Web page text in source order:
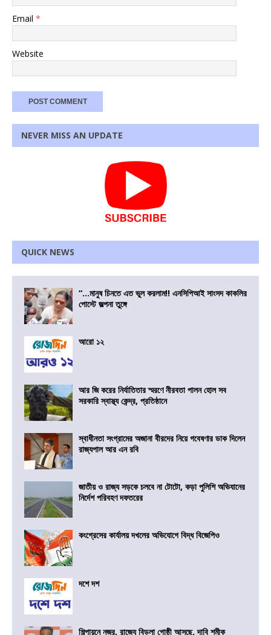
Email *
Website
NEVER MISS AN UPDATE
QUICK NEWS
“…মানুষ চিনতে এত ভুল করলাম!! এনসিপিআই সাংসদ কাকলির
পোস্টে জল্পনা তুঙ্গে
আরো ১২
আর জি করের নির্যাতিতার স্মরণে নীরবতা পালন হোল সব
সরকারি স্বাস্থ্য কেন্দ্র, প্রতিষ্ঠানে
স্বাধীনতা সংগ্রামের অজানা বীরদের নিয়ে গবেষণার ডাক দিলেন
রাজ্যপাল আর এন রবি
জাতীয় ও রাজ্য সড়কে চলবে না টোটো, কড়া পুলিশি অভিযানের
নির্দেশ পরিবহণ দফতরের
কংগ্রেসের কার্যালয় দখলের অভিযোগে বিদ্ধ বিজেপিও
দশে দশ
শিল্পায়নে নজর, রাজ্যে বিড়লা গোষ্ঠী আসছে, দাবি শমীক